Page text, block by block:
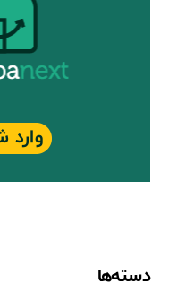
دسته‌ها